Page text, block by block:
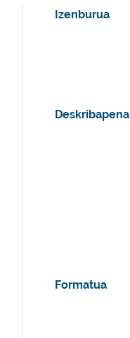
Izenburua
Deskribapena
Formatua